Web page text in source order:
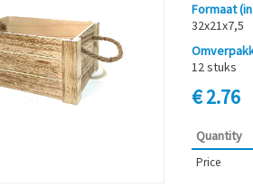
Formaat
32x21x7,5
12 stuks
€ 2.76
Quantity
Price